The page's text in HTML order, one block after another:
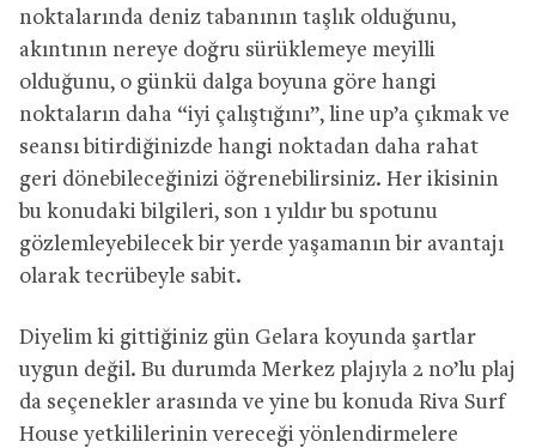
noktalarında deniz tabanının taşlık olduğunu,
akıntının nereye doğru sürüklemeye meyilli
olduğunu, o günkü dalga boyuna göre hangi
noktaların daha “iyi çalıştığını”, line up’a çıkmak ve
seansı bitirdiğinizde hangi noktadan daha rahat
geri dönebileceğinizi öğrenebilirsiniz. Her ikisinin
bu konudaki bilgileri, son 1 yıldır bu spotunu
gözlemleyebilecek bir yerde yaşamanın bir avantajı
olarak tecrübeyle sabit.
Diyelim ki gittiğiniz gün Gelara koyunda şartlar
uygun değil. Bu durumda Merkez plajıyla 2 no’lu plaj
da seçenekler arasında ve yine bu konuda Riva Surf
House yetkililerinin vereceği yönlendirmelere